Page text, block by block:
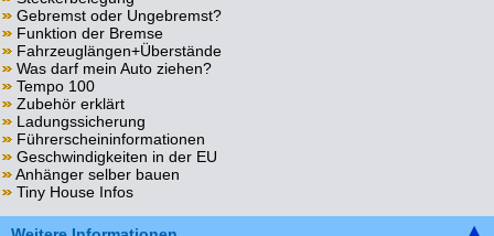
Gebremst oder Ungebremst?
Funktion der Bremse
Fahrzeuglängen+Überstände
Was darf mein Auto ziehen?
Tempo 100
Zubehör erklärt
Ladungssicherung
Führerscheininformationen
Geschwindigkeiten in der EU
Anhänger selber bauen
Tiny House Infos